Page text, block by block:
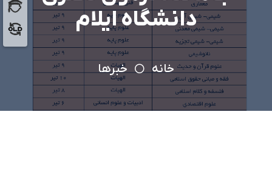
دانشگاه ایلام
خانه خبرها